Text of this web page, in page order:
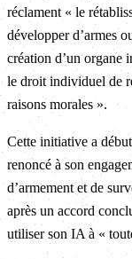
réclament « le
développer d’armes
création d’un organe
le droit individuel de
raisons morales ».
Cette initiative a
renoncé à son
d’armement et de
après un accord
utiliser son IA à «